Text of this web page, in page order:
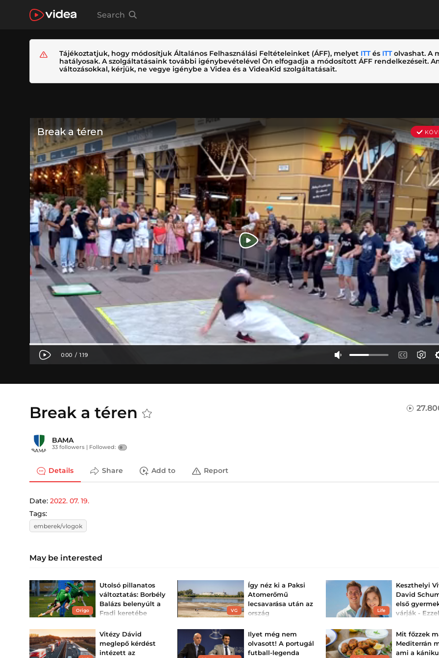
Search
Tájékoztatjuk, hogy módosítjuk Általános Felhasználási Feltételeinket (ÁFF), melyet ITTés ITTolvashat. A
hatályosak. A szolgáltatásaink további igénybevételével Ön elfogadja a módosított ÁFF rendelkezéseit.
változásokkal, kérjük, ne vegye igénybe a Videa és a VideaKid szolgáltatásait.
Break a téren
BAMA
33 followers | Followed:
Details Share Add to Report
Date: 2022. 07. 19.
Tags:
emberek/vlogok
May be interested
Origo
Utolsó pillanatos
változtatás: Borbély
Balázs belenyúlt a
Fradi keretébe
VG
Így néz ki a Paksi
Atomerőmű
lecsavarása után az
ország
importja: térképen
mutatja b...
Hazánk „villamosenergia-
fekete lyukként”
Life
Keszthelyi
David
első
várják -
nagy hírt
Alig néhány
esküvőjük után
örömhírt
Vitézy Dávid
meglepő kérdést
intézett az
Ilyet még nem
olvasott! A portugál
futball-legenda
Mit főzzek
Mediterrán
ami a